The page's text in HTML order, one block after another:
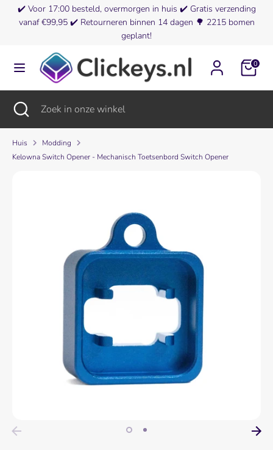
Verder
✔️ Voor 17:00 besteld, overmorgen in huis ✔️ Gratis verzending
vanaf €99,95 ✔️ Retourneren binnen 14 dagen 🌳 2215 bomen
geplant!
0
Valuta
België (EUR €)
ZoekenZoek
in
onze
Zoeken Zoek
onze
winkel
Zoekopdracht
sluiten
Huis
Modding
Kelowna Switch Opener - Mechanisch Toetsenbord Switch Opener